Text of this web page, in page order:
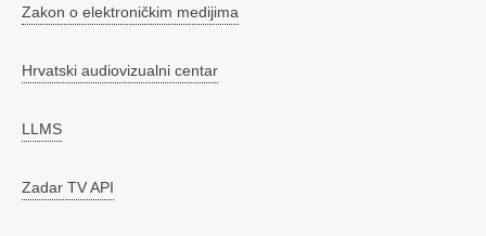
Zakon o elektroničkim medijima
Hrvatski audiovizualni centar
LLMS
Zadar TV API